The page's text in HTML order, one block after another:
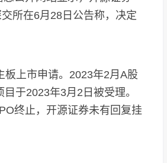
所在6月28日公告称，决定
上市申请。2023年2月A股
于2023年3月2日被受理。
终止，开源证券未有回复挂